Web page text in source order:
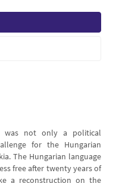
was not only a political
for the Hungarian
The Hungarian language
free after twenty years of
a reconstruction on the